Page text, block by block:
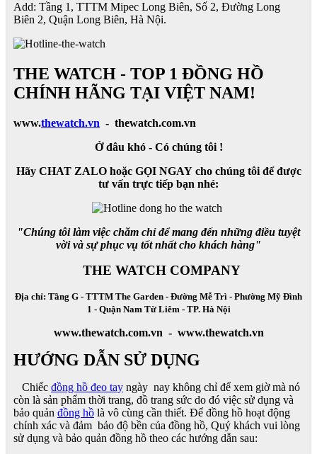
Add: Tầng 1, TTTM Mipec Long Biên, Số 2, Đường Long
Biên 2, Quận Long Biên, Hà Nội.
THE WATCH - TOP 1 ĐỒNG HỒ
CHÍNH HÃNG TẠI VIỆT NAM!
www.thewatch.vn - thewatch.com.vn
Ở đâu khó - Có chúng tôi !
Hãy CHAT ZALO hoặc GỌI NGAY cho chúng tôi để được
tư vấn trực tiếp bạn nhé:
"Chúng tôi làm việc chăm chỉ để mang đến những điều tuyệt
vời và sự phục vụ tốt nhất cho khách hàng"
THE WATCH COMPANY
Địa chỉ: Tầng G - TTTM The Garden - Đường Mễ Trì - Phường Mỹ Đình
1 - Quận Nam Từ Liêm - TP. Hà Nội
www.thewatch.com.vn - www.thewatch.vn
HƯỚNG DẪN SỬ DỤNG
Chiếc đồng hồ đeo tay ngày nay không chỉ để xem giờ mà nó
còn là sản phẩm thời trang, đồ trang sức do đó việc sử dụng và
bảo quản đồng hồ là vô cùng cần thiết. Để đồng hồ hoạt động
chính xác và đảm bảo độ bền của đồng hồ, Quý khách vui lòng
sử dụng và bảo quản đồng hồ theo các hướng dẫn sau: